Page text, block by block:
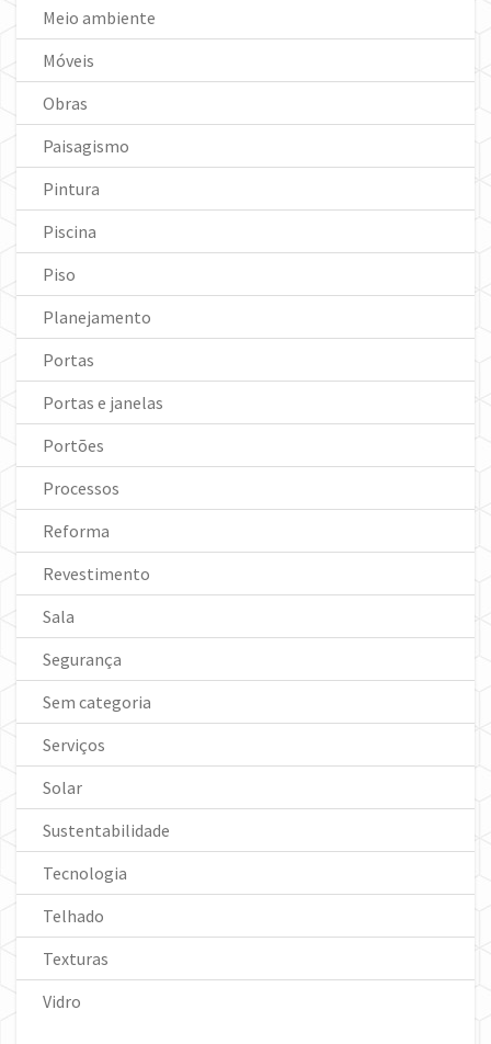
Meio ambiente
Móveis
Obras
Paisagismo
Pintura
Piscina
Piso
Planejamento
Portas
Portas e janelas
Portões
Processos
Reforma
Revestimento
Sala
Segurança
Sem categoria
Serviços
Solar
Sustentabilidade
Tecnologia
Telhado
Texturas
Vidro